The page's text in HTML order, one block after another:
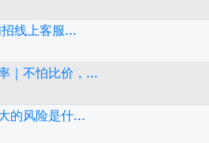
线上客服...
｜不怕比价，...
的风险是什...